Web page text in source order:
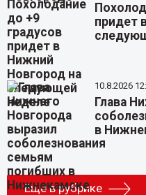
придет
10.8.2026
Глава
в
Еще в рубрике